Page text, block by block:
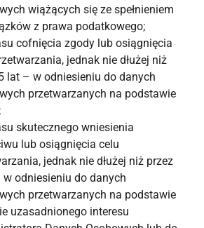
wiążących się ze spełnieniem
z prawa podatkowego;
cofnięcia zgody lub osiągnięcia
jednak nie dłużej niż
lat – w odniesieniu do danych
przetwarzanych na podstawie
skutecznego wniesienia
lub osiągnięcia celu
jednak nie dłużej niż przez
odniesieniu do danych
przetwarzanych na podstawie
uzasadnionego interesu